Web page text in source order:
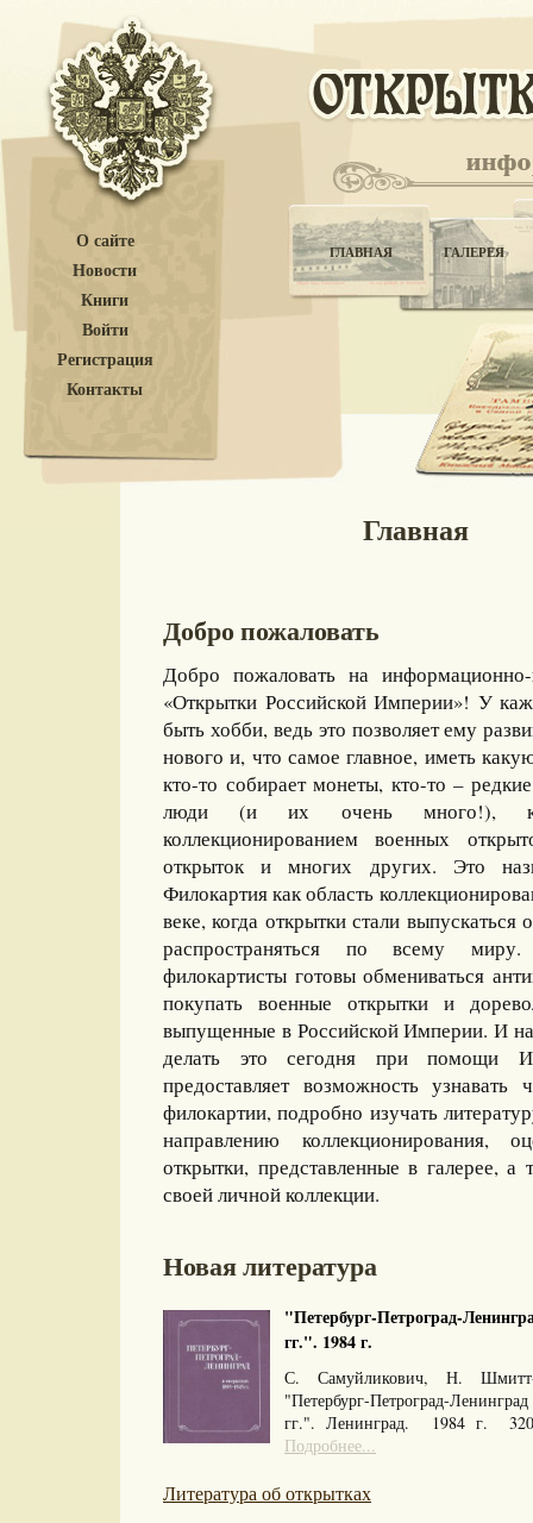
О сайте
Новости
Книги
Войти
Регистрация
Контакты
ГЛАВНАЯ ГАЛЕРЕЯ
Главная
Добро пожаловать
Добро пожаловать на информационно-
«Открытки Российской Империи»! У
быть хобби, ведь это позволяет ему
нового и, что самое главное, иметь
кто-то собирает монеты, кто-то –
люди (и их очень много!),
коллекционированием военных
открыток и многих других. Это
Филокартия как область
веке, когда открытки стали
распространяться по всему
филокартисты готовы обмениваться
покупать военные открытки и
выпущенные в Российской Империи. И
делать это сегодня при помощи
предоставляет возможность
филокартии, подробно изучать
направлению коллекционирования,
открытки, представленные в галерее, а
своей личной коллекции.
Новая литература
"Петербург-Петроград-
гг.". 1984 г.
С. Самуйликович, Н.
"Петербург-Петроград-
гг.". Ленинград. 1984 г.
Подробнее...
Литература об открытках